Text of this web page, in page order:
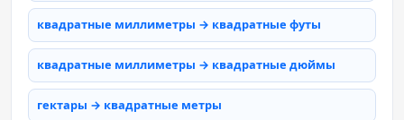
квадратные миллиметры → квадратные футы
квадратные миллиметры → квадратные дюймы
гектары → квадратные метры